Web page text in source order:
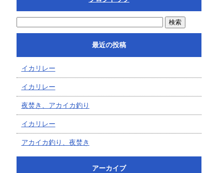
最近の投稿
イカリレー
イカリレー
夜焚き、アカイカ釣り
イカリレー
アカイカ釣り、夜焚き
アーカイブ